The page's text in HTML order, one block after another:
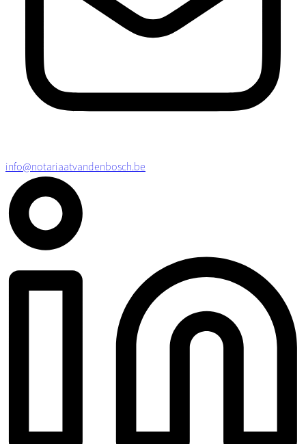
info@notariaatvandenbosch.be